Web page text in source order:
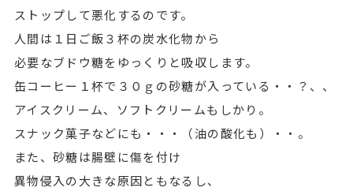
ストップして悪化するのです。
人間は１日ご飯３杯の炭水化物から
必要なブドウ糖をゆっくりと吸収します。
缶コーヒー１杯で３０ｇの砂糖が入っている・・？、、
アイスクリーム、ソフトクリームもしかり。
スナック菓子などにも・・・（油の酸化も）・・。
また、砂糖は腸壁に傷を付け
異物侵入の大きな原因ともなるし、